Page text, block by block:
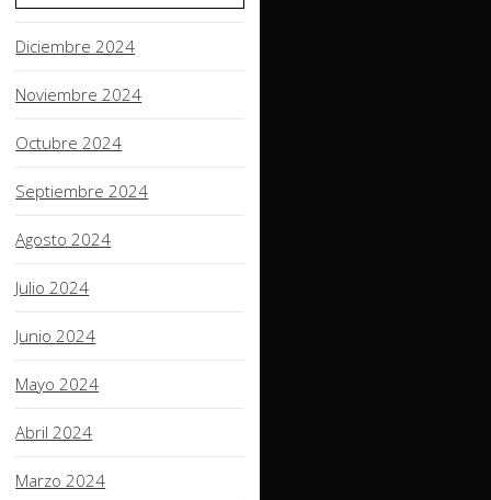
Diciembre 2024
Noviembre 2024
Octubre 2024
Septiembre 2024
Agosto 2024
Julio 2024
Junio 2024
Mayo 2024
Abril 2024
Marzo 2024